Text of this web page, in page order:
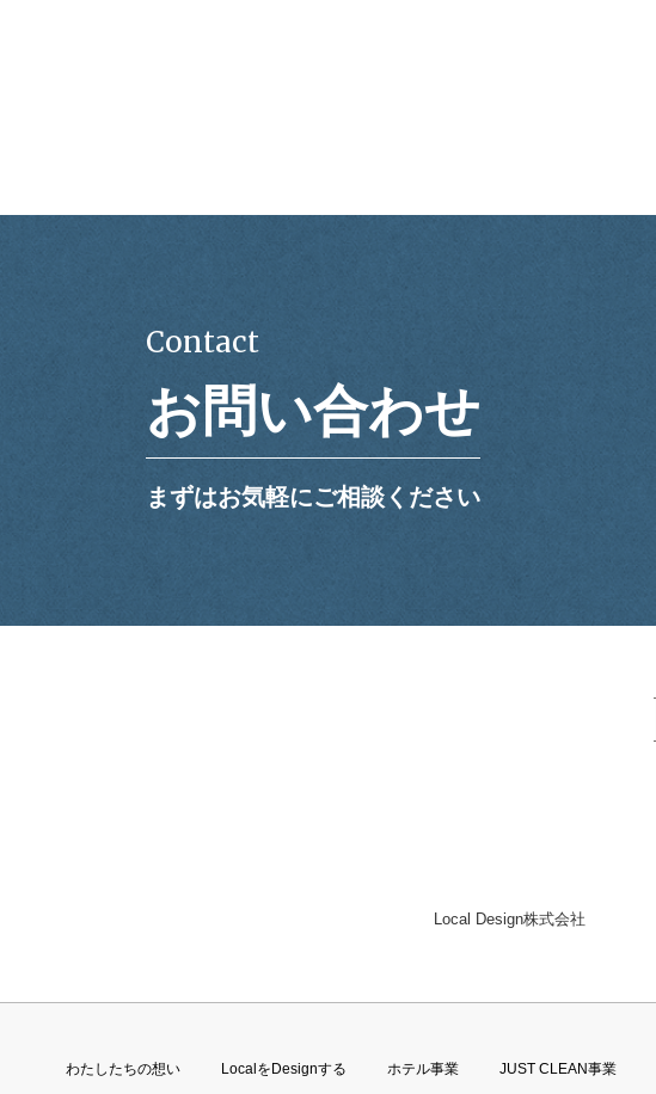
Contact
お問い合わせ
まずはお気軽にご相談ください
Local Design株式会社
わたしたちの想い LocalをDesignする ホテル事業 JUST CLEAN事業